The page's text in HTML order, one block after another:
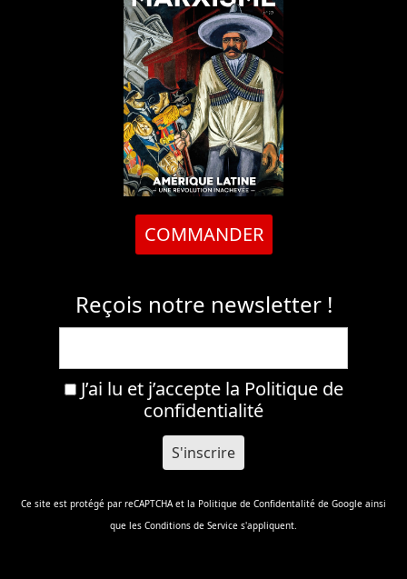
COMMANDER
Reçois notre newsletter !
J’ai lu et j’accepte la Politique de
confidentialité
Ce site est protégé par reCAPTCHA et la Politique de Confidentalité de Google ainsi
que les Conditions de Service s'appliquent.